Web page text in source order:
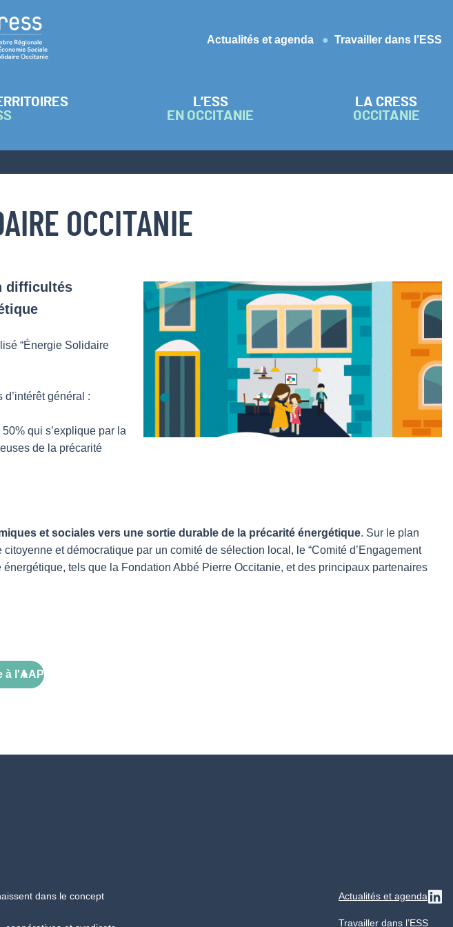
Actualités et agenda
Travailler dans l’ESS
L’ESS
EN OCCITANIE
LA CRESS
OCCITANIE
OCCITANIE
difficultés
“Énergie Solidaire
général :
qui s’explique par la
de la précarité
et sociales vers une sortie durable de la précarité énergétique. Sur le plan
et démocratique par un comité de sélection local, le “Comité d’Engagement
tels que la Fondation Abbé Pierre Occitanie, et des principaux partenaires
à l'AAP
dans le concept
Actualités et agenda
Travailler dans l’ESS